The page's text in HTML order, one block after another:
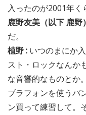
入ったのが2001年く
鹿野友美（以下 鹿野
だ。
植野 : いつのまにか
スト・ロックなんか
な音響的なものとか
ブラフォンを使うバ
ン買って練習して。